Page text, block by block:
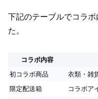
下記のテーブルでコラ
た。
コラボ内容
初コラボ商品
衣類・雑
限定配送箱
コラボア